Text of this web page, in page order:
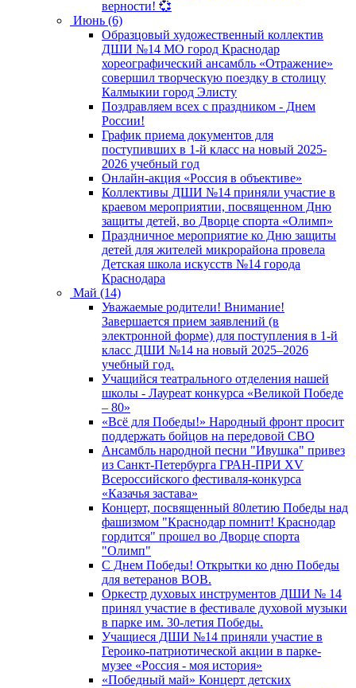
верности! 💞
Июнь (6)
Образцовый художественный коллектив
ДШИ №14 МО город Краснодар
хореографический ансамбль «Отражение»
совершил творческую поездку в столицу
Калмыкии город Элисту
Поздравляем всех с праздником - Днем
России!
График приема документов для
поступивших в 1-й класс на новый 2025-
2026 учебный год
Онлайн-акция «Россия в объективе»
Коллективы ДШИ №14 приняли участие в
краевом мероприятии, посвященном Дню
защиты детей, во Дворце спорта «Олимп»
Праздничное мероприятие ко Дню защиты
детей для жителей микрорайона провела
Детская школа искусств №14 города
Краснодара
Май (14)
Уважаемые родители! Внимание!
Завершается прием заявлений (в
электронной форме) для поступления в 1-й
класс ДШИ №14 на новый 2025–2026
учебный год.
Учащийся театрального отделения нашей
школы - Лауреат конкурса «Великой Победе
– 80»
«Всё для Победы!» Народный фронт просит
поддержать бойцов на передовой СВО
Ансамбль народной песни "Ивушка" привез
из Санкт-Петербурга ГРАН-ПРИ XV
Всероссийского фестиваля-конкурса
«Казачья застава»
Концерт, посвященный 80летию Победы над
фашизмом "Краснодар помнит! Краснодар
гордится" прошел во Дворце спорта
"Олимп"
С Днем Победы! Открытки ко дню Победы
для ветеранов ВОВ.
Оркестр духовых инструментов ДШИ № 14
принял участие в фестивале духовой музыки
в парке им. 30-летия Победы.
Учащиеся ДШИ №14 приняли участие в
Героико-патриотической акции в парке-
музее «Россия - моя история»
«Победный май» Концерт детских